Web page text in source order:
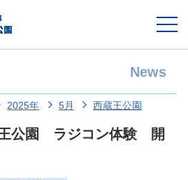
News
2025年 5月 西蔵王公園
王公園 ラジコン体験 開